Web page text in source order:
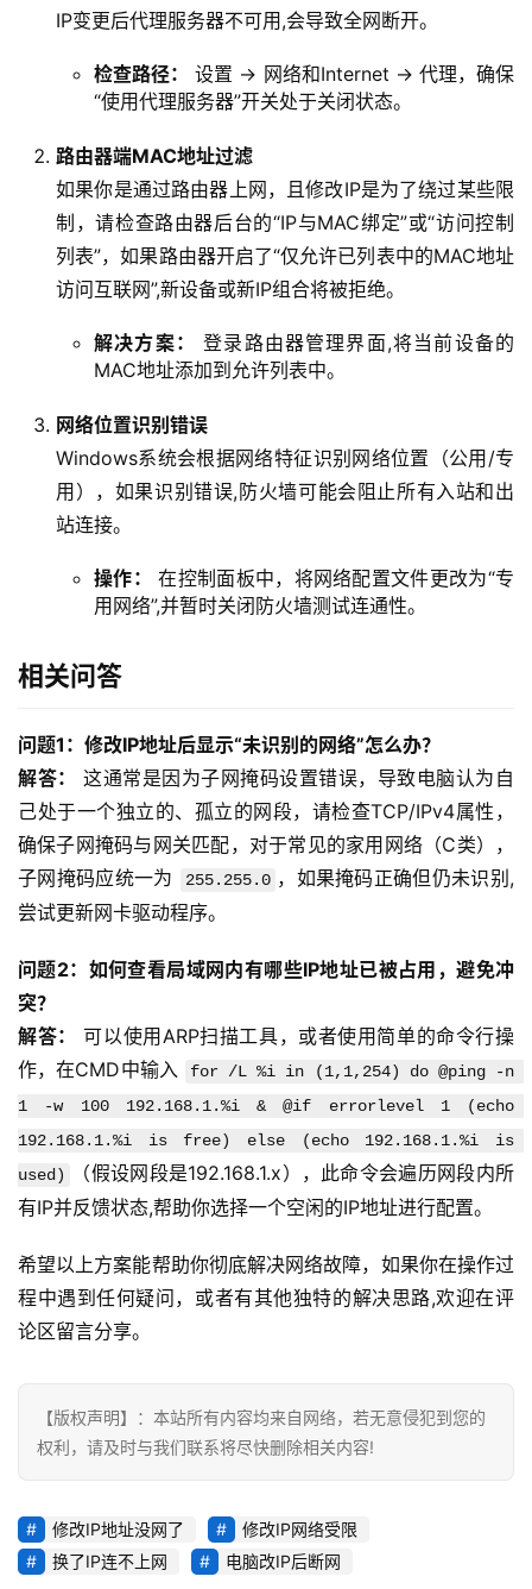
IP变更后代理服务器不可用,会导致全网断开。
检查路径：
设置 -> 网络和Internet -> 代理，确保
“使用代理服务器”开关处于关闭状态。
路由器端MAC地址过滤
如果你是通过路由器上网，且修改IP是为了绕过某些限
制，请检查路由器后台的“IP与MAC绑定”或“访问控制
列表”，如果路由器开启了“仅允许已列表中的MAC地址
访问互联网”,新设备或新IP组合将被拒绝。
解决方案：
登录路由器管理界面,将当前设备的
MAC地址添加到允许列表中。
网络位置识别错误
Windows系统会根据网络特征识别网络位置（公用/专
用），如果识别错误,防火墙可能会阻止所有入站和出
站连接。
操作：
在控制面板中，将网络配置文件更改为“专
用网络”,并暂时关闭防火墙测试连通性。
相关问答
问题1：修改IP地址后显示“未识别的网络”怎么办？
解答：
这通常是因为子网掩码设置错误，导致电脑认为自
己处于一个独立的、孤立的网段，请检查TCP/IPv4属性，
确保子网掩码与网关匹配，对于常见的家用网络（C类），
子网掩码应统一为
255.255.0 ，如果掩码正确但仍未识别,
尝试更新网卡驱动程序。
问题2：如何查看局域网内有哪些IP地址已被占用，避免冲
突？
解答：
可以使用ARP扫描工具，或者使用简单的命令行操
作，在CMD中输入
for /L %i in (1,1,254) do @ping -n
1 -w 100 192.168.1.%i & @if errorlevel 1 (echo
192.168.1.%i is free) else (echo 192.168.1.%i is
used)
（假设网段是192.168.1.x），此命令会遍历网段内所
有IP并反馈状态,帮助你选择一个空闲的IP地址进行配置。
希望以上方案能帮助你彻底解决网络故障，如果你在操作过
程中遇到任何疑问，或者有其他独特的解决思路,欢迎在评
论区留言分享。
【版权声明】：本站所有内容均来自网络，若无意侵犯到您的
权利，请及时与我们联系将尽快删除相关内容!
修改IP地址没网了
修改IP网络受限
换了IP连不上网
电脑改IP后断网